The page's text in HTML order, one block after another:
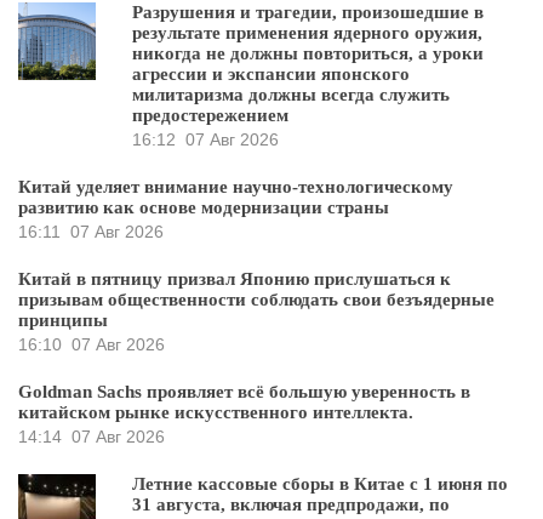
Разрушения и трагедии, произошедшие в
результате применения ядерного оружия,
никогда не должны повториться, а уроки
агрессии и экспансии японского
милитаризма должны всегда служить
предостережением
16:12 07 Авг 2026
Китай уделяет внимание научно-технологическому
развитию как основе модернизации страны
16:11
07 Авг 2026
Китай в пятницу призвал Японию прислушаться к
призывам общественности соблюдать свои безъядерные
принципы
16:10 07 Авг 2026
Goldman Sachs проявляет всё большую уверенность в
китайском рынке искусственного интеллекта.
14:14 07 Авг 2026
Летние кассовые сборы в Китае с 1 июня по
31 августа, включая предпродажи, по